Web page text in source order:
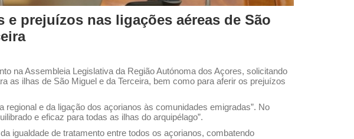
prejuízos nas ligações aéreas de São
na Assembleia Legislativa da Região Autónoma dos Açores, solicitando
as ilhas de São Miguel e da Terceira, bem como para aferir os prejuízos
e da ligação dos açorianos às comunidades emigradas”. No
e eficaz para todas as ilhas do arquipélago”.
igualdade de tratamento entre todos os açorianos, combatendo